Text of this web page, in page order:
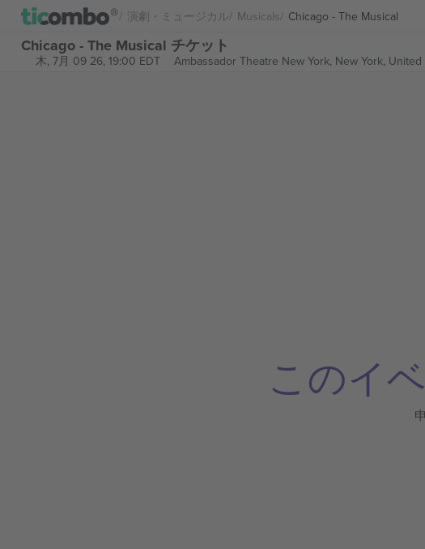
演劇・ミュージカル Musicals Chicago - The Musical
Chicago - The Musical チケット
木, 7月 09 26, 19:00 EDT Ambassador Theatre New York, New York, United
このイ